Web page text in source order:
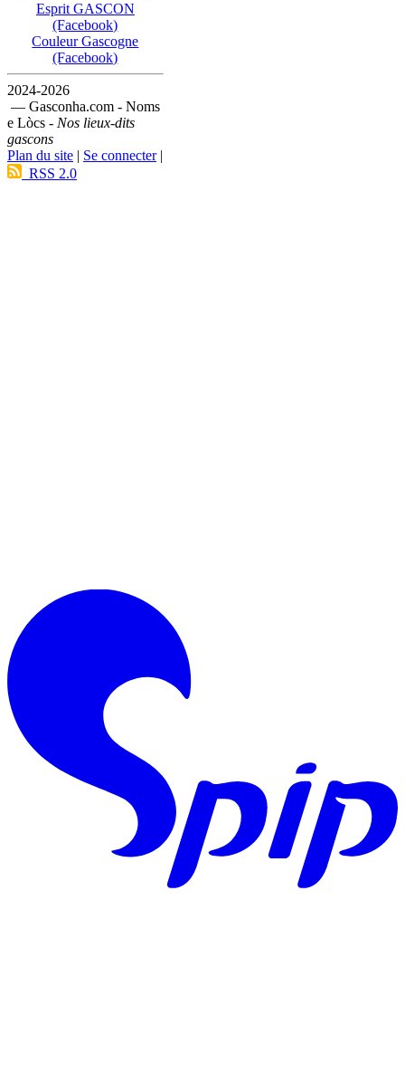
Esprit GASCON
(Facebook)
Couleur Gascogne
(Facebook)
2024-2026
— Gasconha.com - Noms
e Lòcs - Nos lieux-dits
gascons
Plan du site | Se connecter|
RSS 2.0